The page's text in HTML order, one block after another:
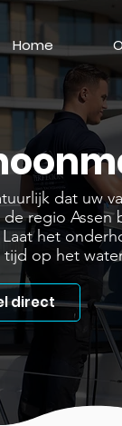
Home
dat uw
regio Assen
het
tijd op het
direct